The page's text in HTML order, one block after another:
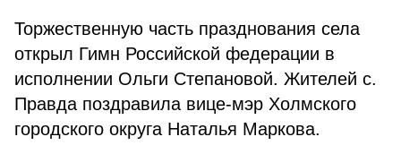
Торжественную часть празднования села
открыл Гимн Российской федерации в
исполнении Ольги Степановой. Жителей с.
Правда поздравила вице-мэр Холмского
городского округа Наталья Маркова.